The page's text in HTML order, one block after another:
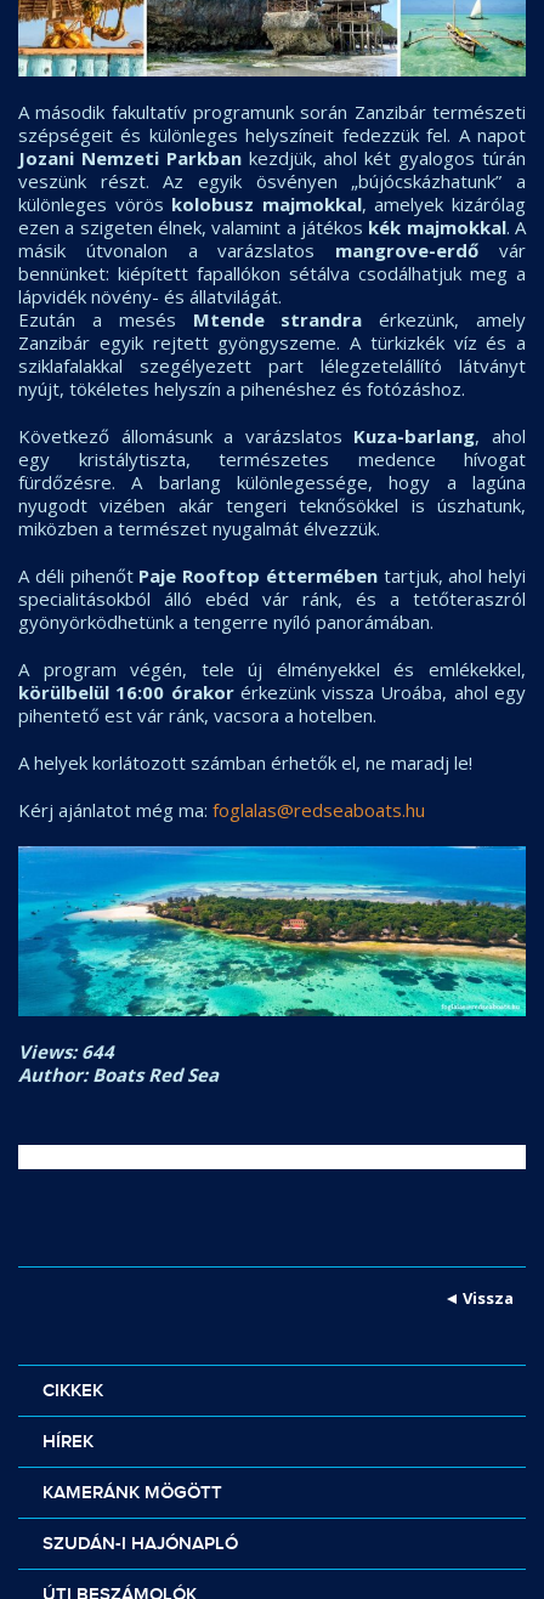
A második fakultatív programunk során Zanzibár természeti
szépségeit és különleges helyszíneit fedezzük fel. A napot
Jozani Nemzeti Parkbankezdjük, ahol két gyalogos túrán
veszünk részt. Az egyik ösvényen „bújócskázhatunk” a
különleges vörös kolobusz majmokkal, amelyek kizárólag
ezen a szigeten élnek, valamint a játékos kék majmokkal. A
másik útvonalon a varázslatos mangrove-erdő vár
bennünket: kiépített fapallókon sétálva csodálhatjuk meg a
lápvidék növény- és állatvilágát.
Ezután a mesés Mtende strandra érkezünk, amely
Zanzibár egyik rejtett gyöngyszeme. A türkizkék víz és a
sziklafalakkal szegélyezett part lélegzetelállító látványt
nyújt, tökéletes helyszín a pihenéshez és fotózáshoz.
Következő állomásunk a varázslatos Kuza-barlang, ahol
egy kristálytiszta, természetes medence hívogat
fürdőzésre. A barlang különlegessége, hogy a lagúna
nyugodt vizében akár tengeri teknősökkel is úszhatunk,
miközben a természet nyugalmát élvezzük.
A déli pihenőt Paje Rooftop éttermébentartjuk, ahol helyi
specialitásokból álló ebéd vár ránk, és a tetőteraszról
gyönyörködhetünk a tengerre nyíló panorámában.
A program végén, tele új élményekkel és emlékekkel,
körülbelül 16:00 órakorérkezünk vissza Uroába, ahol egy
pihentető est vár ránk, vacsora a hotelben.
A helyek korlátozott számban érhetők el, ne maradj le!
Kérj ajánlatot még ma: foglalas@redseaboats.hu
Views: 644
Author: Boats Red Sea
Vissza
CIKKEK
HÍREK
KAMERÁNK MÖGÖTT
SZUDÁN-I HAJÓNAPLÓ